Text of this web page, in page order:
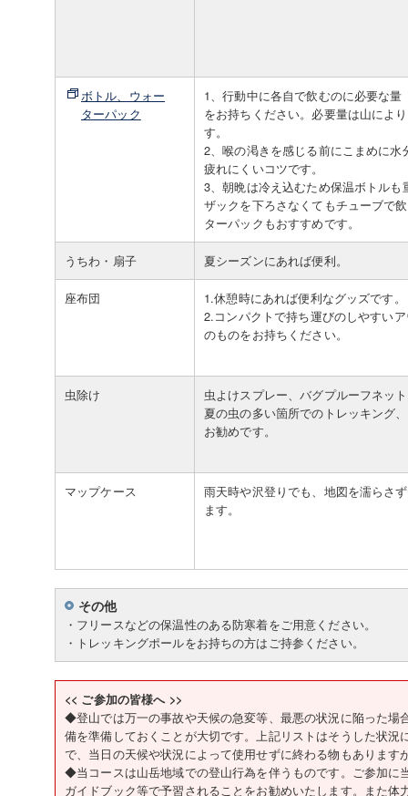
ボトル、ウォー
ターパック
1、行動中に各自で飲むのに必要な量
をお持ちください。必要量は山によ
す。
2、喉の渇きを感じる前にこまめに水
疲れにくいコツです。
3、朝晩は冷え込むため保温ボトルも
ザックを下ろさなくてもチューブで
ターパックもおすすめです。
うちわ・扇子 夏シーズンにあれば便利。
座布団
1.休憩時にあれば便利なグッズです。
2.コンパクトで持ち運びのしやすい
のものをお持ちください。
虫除け
虫よけスプレー、バグプルーフネッ
夏の虫の多い箇所でのトレッキング
お勧めです。
マップケース
雨天時や沢登りでも、地図を濡らさ
ます。
その他
・フリースなどの保温性のある防寒着をご用意ください。
・トレッキングポールをお持ちの方はご持参ください。
<< ご参加の皆様へ >>
◆登山では万一の事故や天候の急変等、最悪の状況に陥った場
備を準備しておくことが大切です。上記リストはそうした状況
で、当日の天候や状況によって使用せずに終わる物もあります
◆当コースは山岳地域での登山行為を伴うものです。ご参加に
ガイドブック等で予習されることをお勧めいたします。また